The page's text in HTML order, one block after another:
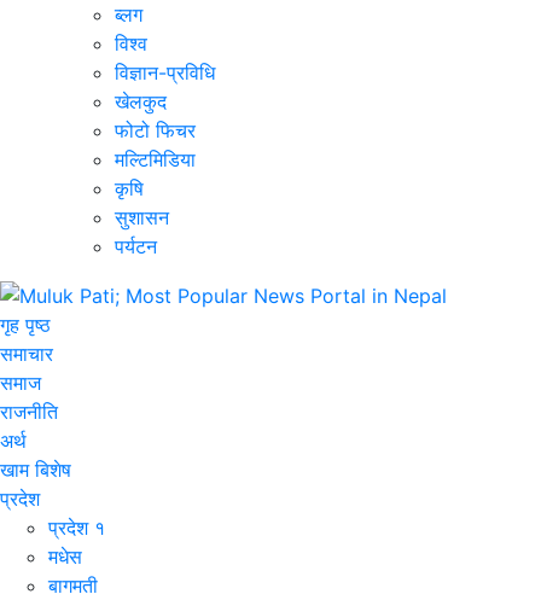
ब्लग
विश्व
विज्ञान-प्रविधि
खेलकुद
फोटो फिचर
मल्टिमिडिया
कृषि
सुशासन
पर्यटन
गृह पृष्ठ
समाचार
समाज
राजनीति
अर्थ
खाम बिशेष
प्रदेश
प्रदेश १
मधेस
बागमती